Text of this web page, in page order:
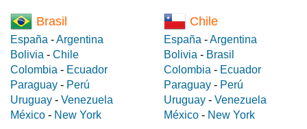
Brasil
España -Argentina
Bolivia - Chile
Colombia - Ecuador
Paraguay - Perú
Uruguay - Venezuela
México - New York
Chile
España -Argentina
Bolivia - Brasil
Colombia - Ecuador
Paraguay - Perú
Uruguay - Venezuela
México - New York